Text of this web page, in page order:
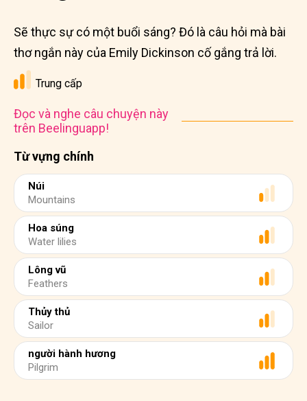
Từ vựng chính
Núi
Mountains
Hoa súng
Water lilies
Lông vũ
Feathers
Thủy thủ
Sailor
người hành hương
Pilgrim
Sẽ thực sự có một buổi sáng? Đó là câu hỏi mà bài
thơ ngắn này của Emily Dickinson cố gắng trả lời.
Trung cấp
Đọc và nghe câu chuyện này
trên Beelinguapp!